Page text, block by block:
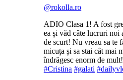
@rokolla.ro
ADIO Clasa 1! A fost
ea și văd câte lucruri noi
de scurt! Nu vreau sa te
micuța și sa stai cât mai
îndrăgesc enorm de mult!
#Cristina #galati